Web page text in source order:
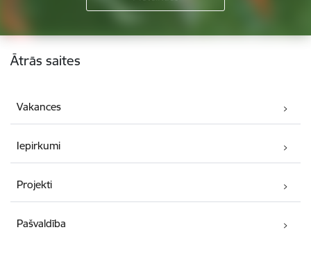
Kājene
Ātrās saites
Vakances
Iepirkumi
Projekti
Pašvaldība